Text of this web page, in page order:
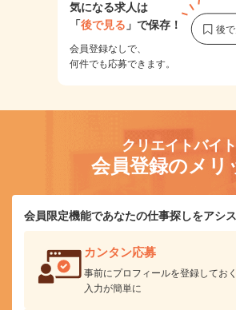
気になる求人は
「後で見る 」で保存！
会員登録なしで、
何件でも応募できます。
クリエイトバイト
会員登録のメリ
会員限定機能であなたの仕事探しをアシス
カンタン応募
事前にプロフィールを登録してお
入力が簡単に